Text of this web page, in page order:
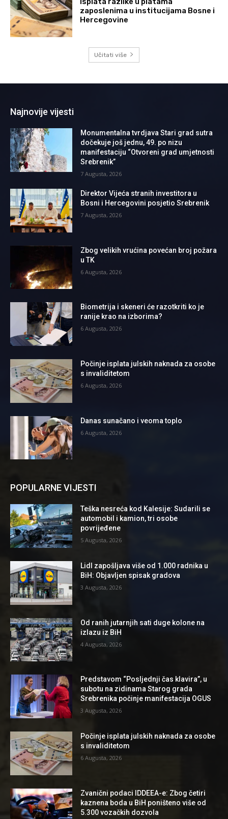
zaposlenima u institucijama Bosne i
Hercegovine
Učitati više
Najnovije vijesti
Monumentalna tvrdjava Stari grad sutra
dočekuje još jednu, 49. po nizu
manifestaciju “Otvoreni grad umjetnosti
Srebrenik”
7 Augusta, 2026
Direktor Vijeća stranih investitora u
Bosni i Hercegovini posjetio Srebrenik
7 Augusta, 2026
Zbog velikih vrućina povećan broj požara
u TK
6 Augusta, 2026
Biometrija i skeneri će razotkriti ko je
ranije krao na izborima?
6 Augusta, 2026
Počinje isplata julskih naknada za osobe
s invaliditetom
6 Augusta, 2026
Danas sunačano i veoma toplo
6 Augusta, 2026
POPULARNE VIJESTI
Teška nesreća kod Kalesije: Sudarili se
automobil i kamion, tri osobe
povrijeđene
5 Augusta, 2026
Lidl zapošljava više od 1.000 radnika u
BiH: Objavljen spisak gradova
3 Augusta, 2026
Od ranih jutarnjih sati duge kolone na
izlazu iz BiH
4 Augusta, 2026
Predstavom “Posljednji čas klavira”, u
subotu na zidinama Starog grada
Srebrenika počinje manifestacija OGUS
3 Augusta, 2026
Počinje isplata julskih naknada za osobe
s invaliditetom
6 Augusta, 2026
Zvanični podaci IDDEEA-e: Zbog četiri
kaznena boda u BiH poništeno više od
5.300 vozačkih dozvola